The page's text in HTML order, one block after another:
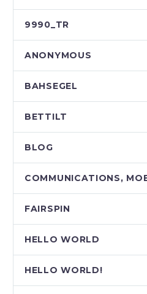
9990_TR
ANONYMOUS
BAHSEGEL
BETTILT
BLOG
COMMUNICATIONS,
FAIRSPIN
HELLO WORLD
HELLO WORLD!